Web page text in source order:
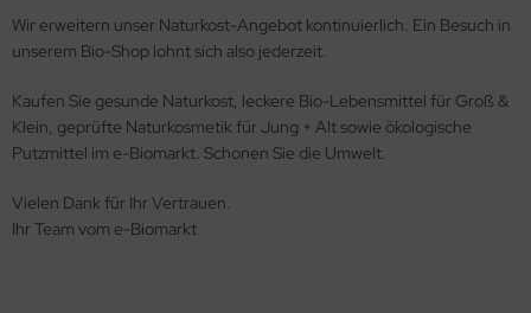
Wir erweitern unser Naturkost-Angebot kontinuierlich. Ein Besuch in
unserem Bio-Shop lohnt sich also jederzeit.
Kaufen Sie gesunde Naturkost, leckere Bio-Lebensmittel für Groß &
Klein, geprüfte Naturkosmetik für Jung + Alt sowie ökologische
Putzmittel im e-Biomarkt. Schonen Sie die Umwelt.
Vielen Dank für Ihr Vertrauen.
Ihr Team vom e-Biomarkt